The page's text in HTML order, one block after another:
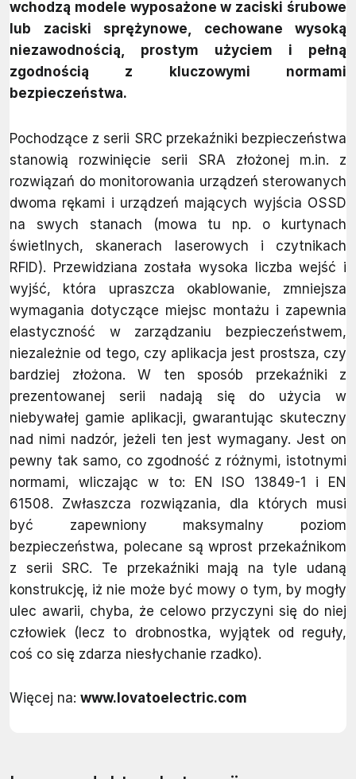
wchodzą modele wyposażone w zaciski śrubowe
lub zaciski sprężynowe, cechowane wysoką
niezawodnością, prostym użyciem i pełną
zgodnością z kluczowymi normami
bezpieczeństwa.
Pochodzące z serii SRC przekaźniki bezpieczeństwa
stanowią rozwinięcie serii SRA złożonej m.in. z
rozwiązań do monitorowania urządzeń sterowanych
dwoma rękami i urządzeń mających wyjścia OSSD
na swych stanach (mowa tu np. o kurtynach
świetlnych, skanerach laserowych i czytnikach
RFID). Przewidziana została wysoka liczba wejść i
wyjść, która upraszcza okablowanie, zmniejsza
wymagania dotyczące miejsc montażu i zapewnia
elastyczność w zarządzaniu bezpieczeństwem,
niezależnie od tego, czy aplikacja jest prostsza, czy
bardziej złożona. W ten sposób przekaźniki z
prezentowanej serii nadają się do użycia w
niebywałej gamie aplikacji, gwarantując skuteczny
nad nimi nadzór, jeżeli ten jest wymagany. Jest on
pewny tak samo, co zgodność z różnymi, istotnymi
normami, wliczając w to: EN ISO 13849-1 i EN
61508. Zwłaszcza rozwiązania, dla których musi
być zapewniony maksymalny poziom
bezpieczeństwa, polecane są wprost przekaźnikom
z serii SRC. Te przekaźniki mają na tyle udaną
konstrukcję, iż nie może być mowy o tym, by mogły
ulec awarii, chyba, że celowo przyczyni się do niej
człowiek (lecz to drobnostka, wyjątek od reguły,
coś co się zdarza niesłychanie rzadko).
Więcej na: www.lovatoelectric.com